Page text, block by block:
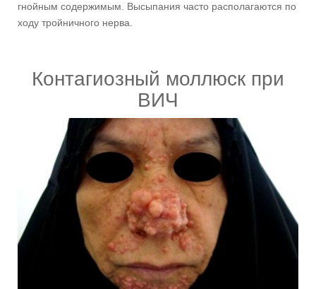
гнойным содержимым. Высыпания часто располагаются по
ходу тройничного нерва.
Контагиозный моллюск при
ВИЧ